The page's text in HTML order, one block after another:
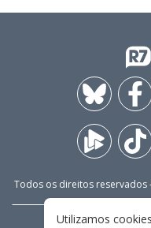
Todos os direitos reservados
Utilizamos